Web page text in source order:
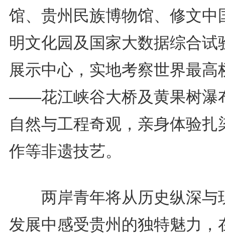
馆、贵州民族博物馆、修文中
明文化园及国家大数据综合试
展示中心，实地考察世界最高
——花江峡谷大桥及黄果树瀑
自然与工程奇观，亲身体验扎
作等非遗技艺。
两岸青年将从历史纵深与
发展中感受贵州的独特魅力，